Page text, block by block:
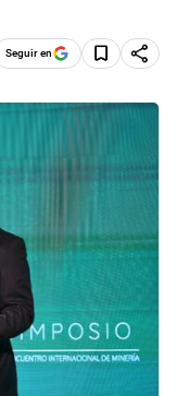
Seguir en